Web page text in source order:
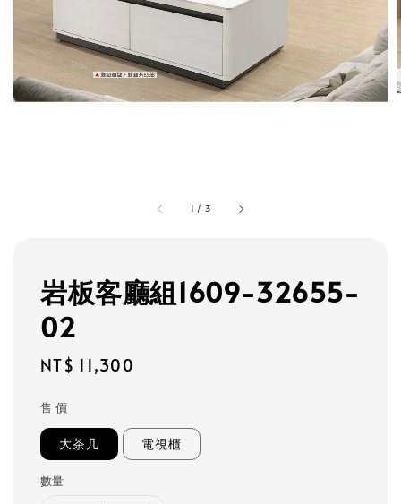
1 / 3
岩板客廳組1609-32655-
02
Regular
NT$ 11,300
售 價
大茶几 電視櫃
數量